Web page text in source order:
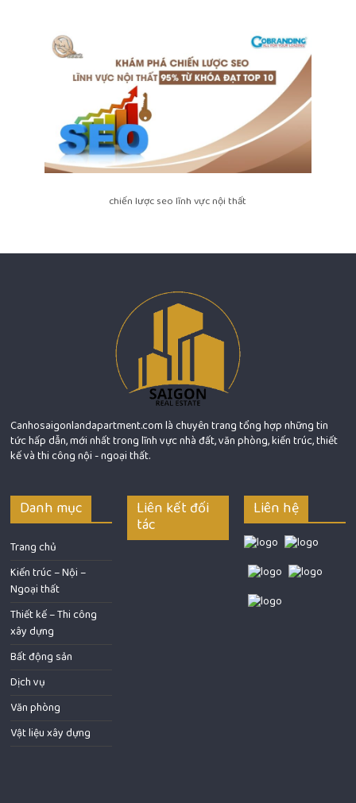
chiến lược seo lĩnh vực nội thất
Canhosaigonlandapartment.com là chuyên trang tổng hợp những tin
tức hấp dẫn, mới nhất trong lĩnh vực nhà đất, văn phòng, kiến trúc, thiết
kế và thi công nội - ngoại thất.
Danh mục
Trang chủ
Kiến trúc – Nội –
Ngoại thất
Thiết kế – Thi công
xây dựng
Bất động sản
Dịch vụ
Văn phòng
Vật liệu xây dựng
Liên kết đối
tác
Liên hệ